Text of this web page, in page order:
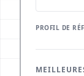
PROFIL DE